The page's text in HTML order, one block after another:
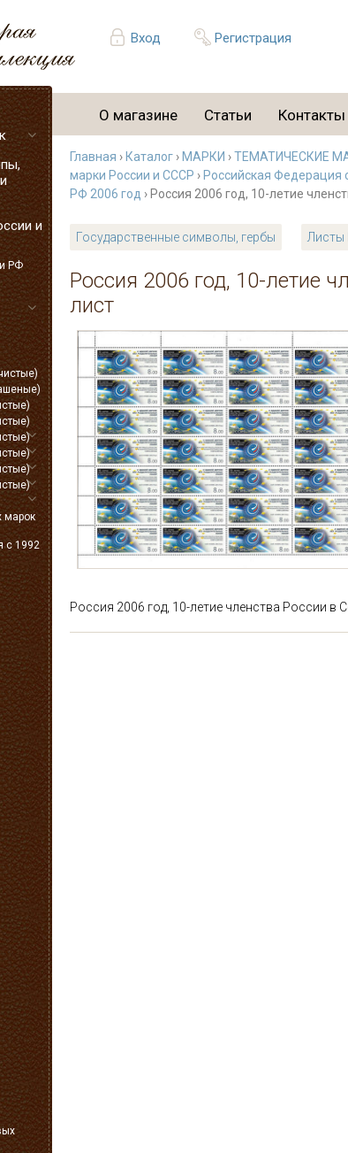
Вход Регистрация
О магазине Статьи Контакты
и
РФ
марок
с 1992
Главная › Каталог › МАРКИ ›ТЕМАТИЧЕСКИЕ
марки России и СССР › Российская Федерация
РФ 2006 год › Россия 2006 год, 10-летие
Государственные символы, гербы Листы
Россия 2006 год, 10-летие
лист
Россия 2006 год, 10-летие членства России в